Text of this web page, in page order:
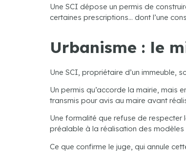
Une SCI dépose un permis de
certaines prescriptions… dont l’une
Urbanisme : le
Une SCI, propriétaire d’un immeuble,
Un permis qu’accorde la mairie, mais
transmis pour avis au maire avant
Une formalité que refuse de respecter
préalable à la réalisation des modèles
Ce que confirme le juge, qui annule